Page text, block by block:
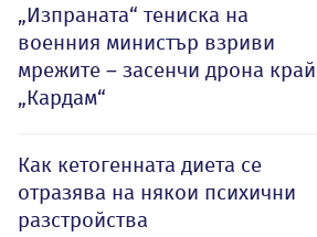
„Изпраната“ тениска на
военния министър взриви
мрежите – засенчи дрона край
„Кардам“
Как кетогенната диета се
отразява на някои психични
разстройства